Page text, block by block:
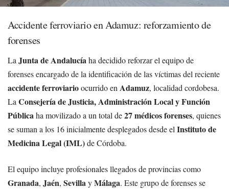
Accidente ferroviario en Adamuz: reforzamiento de
forenses
La Junta de Andalucíaha decidido reforzar el equipo de
forenses encargado de la identificación de las víctimas del reciente
accidente ferroviarioocurrido en Adamuz, localidad cordobesa.
La Consejería de Justicia, Administración Local y Función
Públicaha movilizado a un total de27 médicos forenses, quienes
se suman a los 16 inicialmente desplegados desde el Instituto de
Medicina Legal (IML)de Córdoba.
El equipo incluye profesionales llegados de provincias como
Granada, Jaén, SevillayMálaga. Este grupo de forenses se